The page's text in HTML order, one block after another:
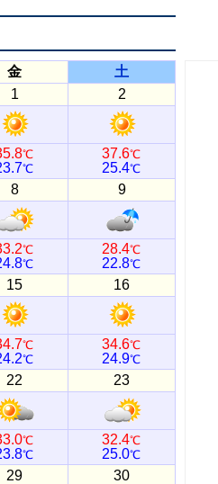
金
土
1
2
℃
℃
37.6℃
25.4℃
8 9
℃
℃
28.4℃
22.8℃
15 16
℃
℃
34.6℃
24.9℃
22 23
℃
℃
32.4℃
25.0℃
29 30